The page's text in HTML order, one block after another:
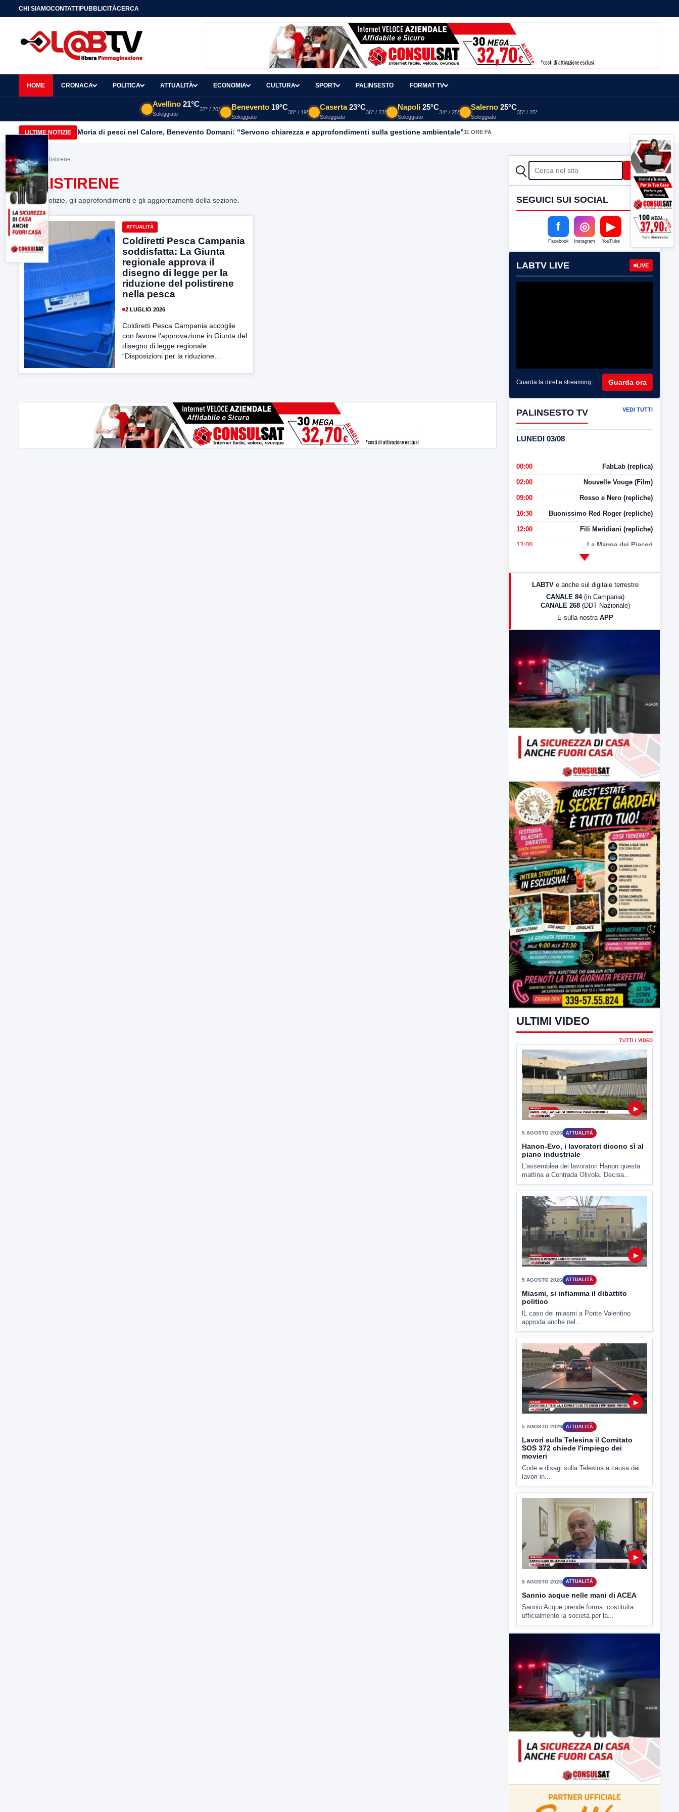
CHI SIAMOCONTATTIPUBBLICITÀCERCA
HOME CRONACA POLITICA ATTUALITÀ ECONOMIA CULTURA SPORT PALINSESTO FORMAT TV
Avellino 21°C
Soleggiato
37° / 20° Benevento 19°C
Soleggiato
38° / 19°
Caserta 23°C
Soleggiato
36° / 23°
Napoli 25°C
Soleggiato
34° / 25°
Salerno 25°C
Soleggiato
35° / 25°
ULTIME NOTIZIE Moria di pesci nel Calore, Benevento Domani: “Servono chiarezza e approfondimenti sulla gestione ambientale”11 ORE FA
Home> polistirene
POLISTIRENE
Tutte le notizie, gli approfondimenti e gli aggiornamenti della sezione.
ATTUALITÀ
Coldiretti Pesca Campania
soddisfatta: La Giunta
regionale approva il
disegno di legge per la
riduzione del polistirene
nella pesca
2 LUGLIO 2026
Coldiretti Pesca Campania accoglie
con favore l’approvazione in Giunta del
disegno di legge regionale:
“Disposizioni per la riduzione...
CERCA Cerca
SEGUICI SUI SOCIAL
f
Facebook
◎
Instagram
▶
YouTube
LABTV LIVE LIVE
Guarda la diretta streaming Guarda ora
PALINSESTO TV VEDI TUTTI
LUNEDI 03/08
00:00 FabLab (replica)
02:00 Nouvelle Vouge (Film)
09:00 Rosso e Nero (repliche)
10:30 Buonissimo Red Roger (repliche)
12:00 Fili Meridiani (repliche)
13:00 La Mappa dei Piaceri
LabNews (Diretta)
LABTV e anche sul digitale terrestre
CANALE 84 (in Campania)
CANALE 268 (DDT Nazionale)
E sulla nostra APP
ULTIMI VIDEO
TUTTI I VIDEO
▶
5 AGOSTO 2026
Hanon-Evo, i lavoratori dicono sì al
piano industriale
L'assemblea dei lavoratori Hanon questa
mattina a Contrada Olivola. Decisa...
5 AGOSTO 2026 ATTUALITÀ
Miasmi, si infiamma il dibattito
politico
lL caso dei miasmi a Ponte Valentino
approda anche nel...
5 AGOSTO 2026 ATTUALITÀ
Lavori sulla Telesina il Comitato
SOS 372 chiede l'impiego dei
movieri
Code e disagi sulla Telesina a causa dei
lavori in...
5 AGOSTO 2026 ATTUALITÀ
Sannio acque nelle mani di ACEA
Sannio Acque prende forma: costituita
ufficialmente la società per la...